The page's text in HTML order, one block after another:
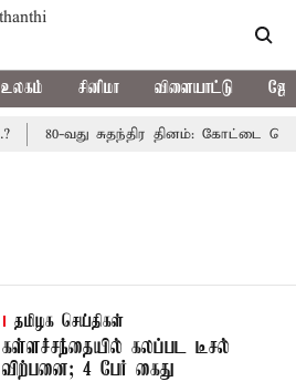
உலகம் சினிமா விளையாட்டு
80-வது சுதந்திர தினம்: கோட்டை
தமிழக செய்திகள்
கள்ளச்சந்தையில் கலப்பட டீசல்
விற்பனை; 4 பேர் கைது